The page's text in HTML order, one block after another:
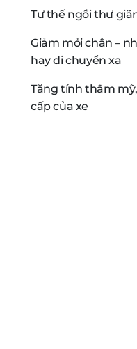
Tư thế ngồi thư
Giảm mỏi chân –
hay di chuyển xa
Tăng tính thẩm
cấp của xe